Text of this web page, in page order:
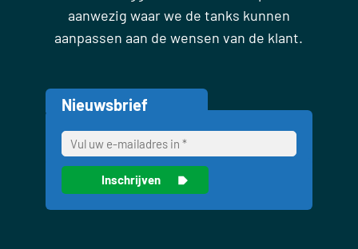
aanwezig waar we de tanks kunnen
aanpassen aan de wensen van de klant.
Nieuwsbrief